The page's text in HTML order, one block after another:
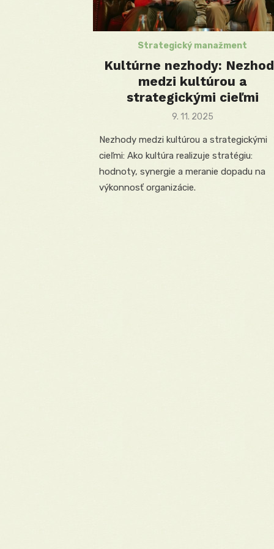
Strategický manažment
Kultúrne nezhody:
medzi kultúrou a
strategickými cieľmi
Posted
9. 11. 2025
Nezhody medzi kultúrou a strategickými
cieľmi: Ako kultúra realizuje stratégiu:
hodnoty, synergie a meranie dopadu na
výkonnosť organizácie.